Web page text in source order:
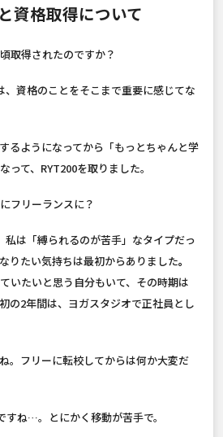
資格取得について
取得されたのですか？
、資格のことをそこまで重要に感じてな
るようになってから「もっとちゃんと学
って、RYT200を取りました。
フリーランスに？
私は「縛られるのが苦手」なタイプだっ
りたい気持ちは最初からありました。
いたいと思う自分もいて、その時期は
の2年間は、ヨガスタジオで正社員とし
。フリーに転校してからは何か大変だ
すね…。とにかく移動が苦手で。